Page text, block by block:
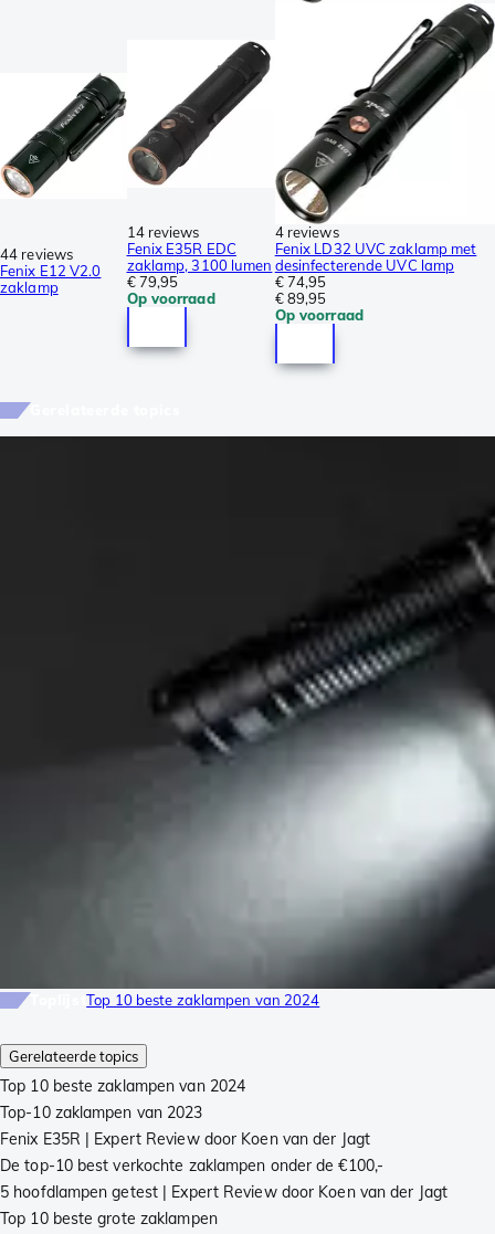
Gerelateerde topics
Top 10 beste zaklampen van 2024
Top-10 zaklampen van 2023
Fenix E35R | Expert Review door Koen van der Jagt
De top-10 best verkochte zaklampen onder de €100,-
5 hoofdlampen getest | Expert Review door Koen van der Jagt
Top 10 beste grote zaklampen
44 reviews
Fenix E12 V2.0
zaklamp
14 reviews
Fenix E35R EDC
zaklamp, 3100 lumen
€ 79,95
Op voorraad
4 reviews
Fenix LD32 UVC zaklamp met
desinfecterende UVC lamp
€ 74,95
€ 89,95
Op voorraad
ToplijstTop 10 beste zaklampen van 2024